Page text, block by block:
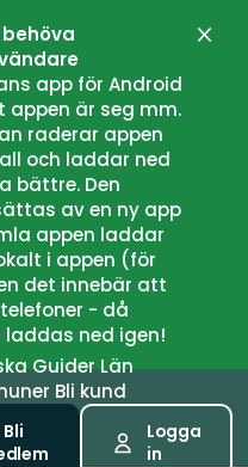
app för Android
är seg mm.
raderar appen
och laddar ned
bättre. Den
av en ny app
appen laddar
i appen (för
det innebär att
- då
laddas ned igen!
GuiderLän
Bli kund
Bli
Logga
in